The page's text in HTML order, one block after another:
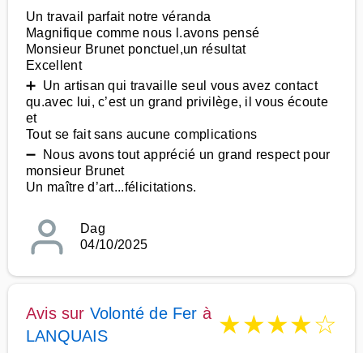
Un travail parfait notre véranda
Magnifique comme nous l.avons pensé
Monsieur Brunet ponctuel,un résultat
Excellent
➕ Un artisan qui travaille seul vous avez contact
qu.avec lui, c’est un grand privilège, il vous écoute
et
Tout se fait sans aucune complications
➖ Nous avons tout apprécié un grand respect pour
monsieur Brunet
Un maître d’art...félicitations.
Dag
04/10/2025
Avis sur Volonté de Fer à
LANQUAIS
★★★★☆